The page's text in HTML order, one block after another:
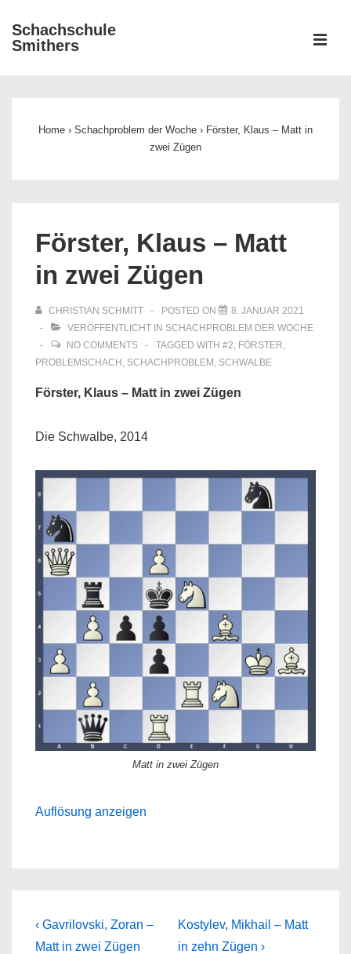
Zum
Inhalt
Schachschule
Smithers
Home › Schachproblem der Woche › Förster, Klaus – Matt in
zwei Zügen
Förster, Klaus – Matt
in zwei Zügen
CHRISTIAN SCHMITT POSTED ON
8. JANUAR 2021
VERÖFFENTLICHT IN SCHACHPROBLEM DER WOCHE
NO COMMENTS
TAGGED WITH #2, FÖRSTER,
PROBLEMSCHACH , SCHACHPROBLEM , SCHWALBE
Förster, Klaus – Matt in zwei Zügen
Die Schwalbe, 2014
Matt in zwei Zügen
Auflösung anzeigen
Beitragsnavigation
Previous
Post
‹ Gavrilovski, Zoran –
Matt in zwei Zügen
Next
Post
Kostylev, Mikhail – Matt
in zehn Zügen ›